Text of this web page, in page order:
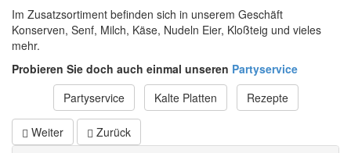
Im Zusatzsortiment befinden sich in unserem Geschäft
Konserven, Senf, Milch, Käse, Nudeln Eier, Kloßteig und vieles
mehr.
Probieren Sie doch auch einmal unseren Partyservice
Partyservice
Kalte Platten Rezepte
Weiter
Zurück